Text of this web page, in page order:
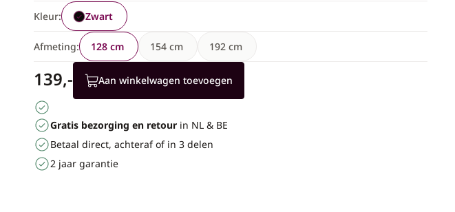
Kleur:
Zwart
Afmeting: 128 cm 154 cm 192 cm
139,- Aan winkelwagen toevoegen
Gratis bezorging en retour in NL & BE
Betaal direct, achteraf of in 3 delen
2 jaar garantie